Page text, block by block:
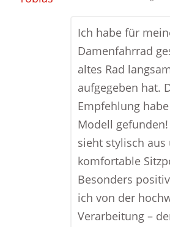
Ich habe für
Damenfahrrad
altes Rad
aufgegeben hat.
Empfehlung
Modell
sieht stylisch
komfortable
Besonders
ich von der
Verarbeitung –